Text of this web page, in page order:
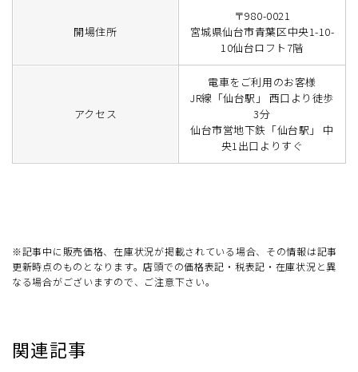
開場住所
〒980-0021
宮城県仙台市青葉区中央1-10-
10仙台ロフト7階
アクセス
電車をご利用のお客様
JR線「仙台駅」 西口より徒歩
3分
仙台市営地下鉄「仙台駅」 中
央1出口よりすぐ
※記事中に販売価格、在庫状況が掲載されている場合、その情報は記事
更新時点のものとなります。店頭での価格表記・税表記・在庫状況と異
なる場合がございますので、ご注意下さい。
関連記事